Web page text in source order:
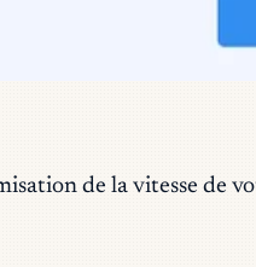
de la vitesse de